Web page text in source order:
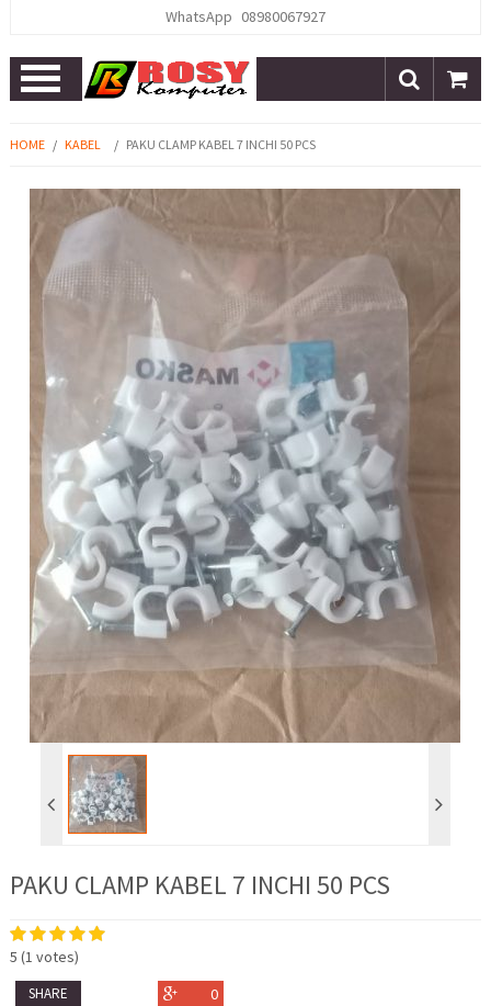
WhatsApp 08980067927
Open
Menu
HOME / KABEL / PAKU CLAMP KABEL 7 INCHI 50 PCS
PAKU CLAMP KABEL 7 INCHI 50 PCS
5 (1 votes)
SHARE 0